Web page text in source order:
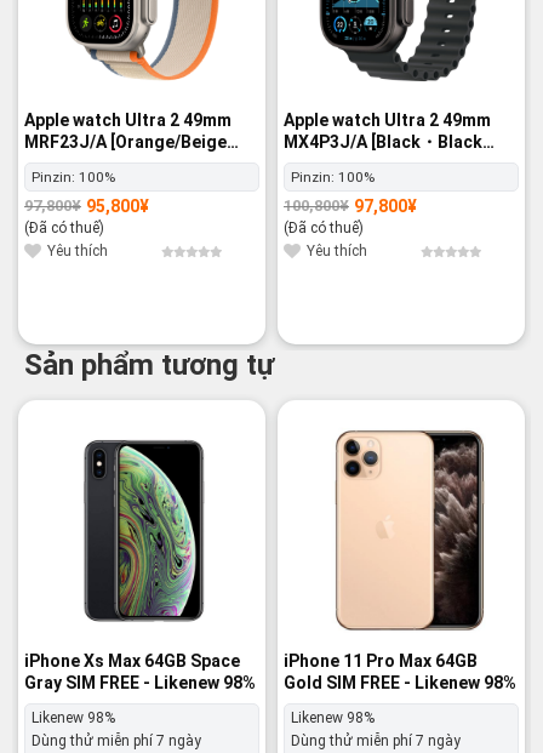
Apple watch Ultra 2 49mm
MRF23J/A [Orange/Beige
Trail Loop M/L] GPS+Cellular
- Nguyên hộp
Pinzin: 100%
97,800¥
Giá
gốc
là:
97,800¥.
95,800¥
Giá
hiện
tại
là:
95,800¥.
(Đã có thuế)
Yêu thích
Apple watch Ultra 2 49mm
MX4P3J/A [Black・Black
Ocean Band] GPS+Cellular -
Nguyên hộp
Pinzin: 100%
100,800¥
Giá
gốc
là:
100,800¥.
97,800¥
Giá
hiện
tại
là:
97,800¥.
(Đã có thuế)
Yêu thích
Sản phẩm tương tự
iPhone Xs Max 64GB Space
Gray SIM FREE - Likenew 98%
Likenew 98%
Dùng thử miễn phí 7 ngày
iPhone 11 Pro Max 64GB
Gold SIM FREE - Likenew 98%
Likenew 98%
Dùng thử miễn phí 7 ngày